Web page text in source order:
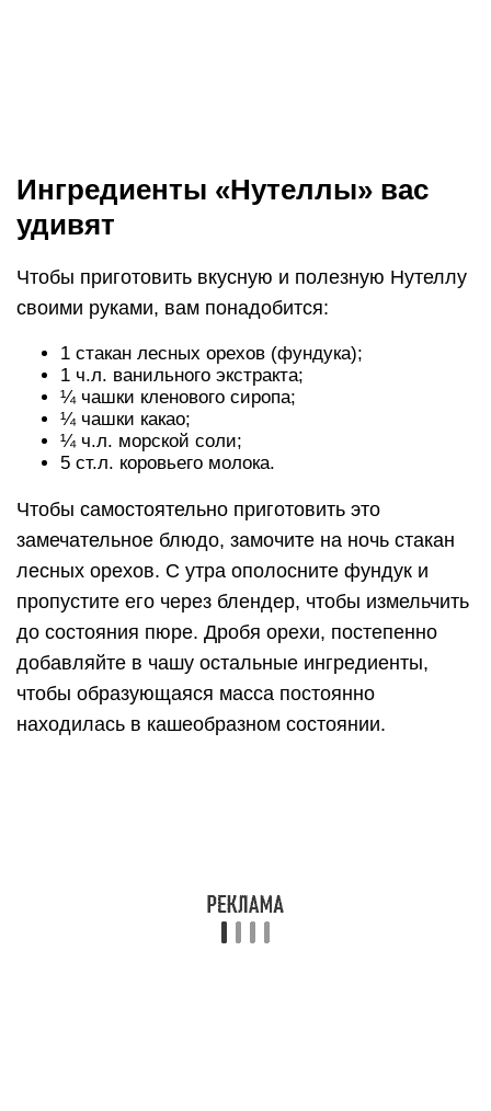
Ингредиенты «Нутеллы» вас
удивят
Чтобы приготовить вкусную и полезную Нутеллу
своими руками, вам понадобится:
1 стакан лесных орехов (фундука);
1 ч.л. ванильного экстракта;
¼ чашки кленового сиропа;
¼ чашки какао;
¼ ч.л. морской соли;
5 ст.л. коровьего молока.
Чтобы самостоятельно приготовить это
замечательное блюдо, замочите на ночь стакан
лесных орехов. С утра ополосните фундук и
пропустите его через блендер, чтобы измельчить
до состояния пюре. Дробя орехи, постепенно
добавляйте в чашу остальные ингредиенты,
чтобы образующаяся масса постоянно
находилась в кашеобразном состоянии.